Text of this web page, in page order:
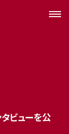
ビューを公